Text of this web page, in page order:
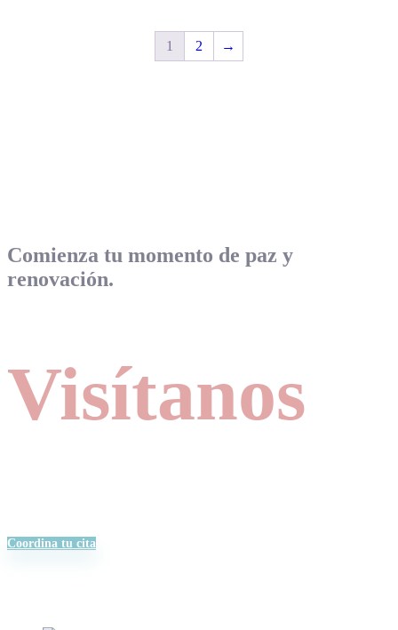
1 2 →
Comienza tu momento de paz y
renovación.
Visítanos
Coordina tu cita